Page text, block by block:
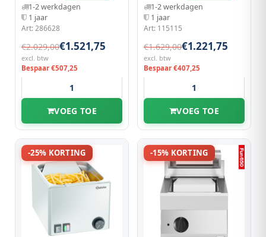
1-2 werkdagen
1 jaar
Art: 286628
€2.029,00€1.521,75
excl. btw
Bespaar €507,25
VOEG TOE
1-2 werkdagen
1 jaar
Art: 115115
€1.629,00€1.221,75
excl. btw
Bespaar €407,25
VOEG TOE
-25% KORTING -15% KORTING